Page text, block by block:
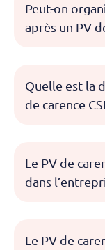
Peut-on
après un PV
Quelle est la
de carence
Le PV de
dans
Le PV de